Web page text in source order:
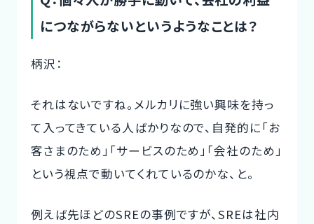
につながらないというようなことは？
柄沢：
それはないですね。メルカリに強い興味を持っ
て入ってきている人ばかりなので、自発的に「お
客さまのため」「サービスのため」「会社のため」
という視点で動いてくれているのかな、と。
例えば先ほどのSREの事例ですが、SREは社内